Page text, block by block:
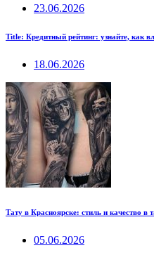
23.06.2026
Title: Кредитный рейтинг: узнайте, как
18.06.2026
Тату в Красноярске: стиль и качество в
05.06.2026